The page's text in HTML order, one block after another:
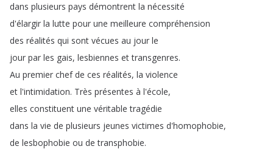
dans plusieurs pays démontrent la nécessité
d'élargir la lutte pour une meilleure compréhension
des réalités qui sont vécues au jour le
jour par les gais, lesbiennes et transgenres.
Au premier chef de ces réalités, la violence
et l'intimidation. Très présentes à l'école,
elles constituent une véritable tragédie
dans la vie de plusieurs jeunes victimes d'homophobie,
de lesbophobie ou de transphobie.